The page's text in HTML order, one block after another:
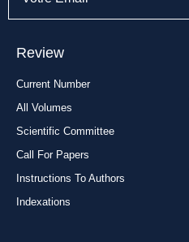
Review
Current Number
All Volumes
Scientific Committee
Call For Papers
Instructions To Authors
Indexations